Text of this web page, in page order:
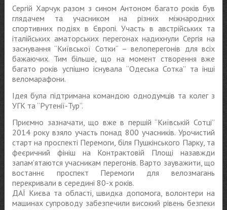
Сергій Харчук разом з сином Антоном багато років був
глядачем та учасником на різних міжнародних
спортивних подіях в Європі. Участь в австрійських та
італійських аматорських перегонах надихнули Сергія на
заснування “Київської Сотки“ – велоперегонів для всіх
бажаючих. Тим більше, що на момент створення вже
багато років успішно існувала “Одеська Сотка” та інші
веломарафони.
Ідея була підтримана командою однодумців та колег з
УГК та “Рутенії-Тур”.
Приємно зазначати, що вже в першій “Київській Сотці”
2014 року взяло участь понад 800 учасників. Урочистий
старт на проспекті Перемоги, біля Пушкінського Парку, та
феєричний фініш на Контрактовій Площі назавжди
запам’ятаются учасникам перегонів. Варто зауважити, що
востаннє проспект Перемоги для велозмагань
перекривали в середині 80-х років.
ДАЇ Києва та області, швидка допомога, волонтери на
машинах супроводу забезпечили високий рівень безпеки